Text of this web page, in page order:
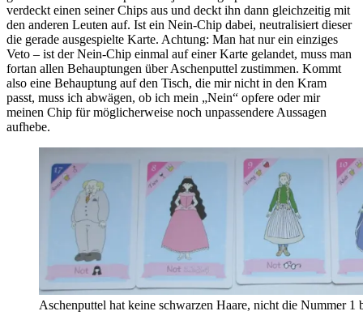
verdeckt einen seiner Chips aus und deckt ihn dann gleichzeitig mit
den anderen Leuten auf. Ist ein Nein-Chip dabei, neutralisiert dieser
die gerade ausgespielte Karte. Achtung: Man hat nur ein einziges
Veto – ist der Nein-Chip einmal auf einer Karte gelandet, muss man
fortan allen Behauptungen über Aschenputtel zustimmen. Kommt
also eine Behauptung auf den Tisch, die mir nicht in den Kram
passt, muss ich abwägen, ob ich mein „Nein“ opfere oder mir
meinen Chip für möglicherweise noch unpassendere Aussagen
aufhebe.
Aschenputtel hat keine schwarzen Haare, nicht die Nummer